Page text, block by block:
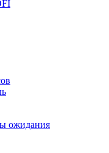
ожидания